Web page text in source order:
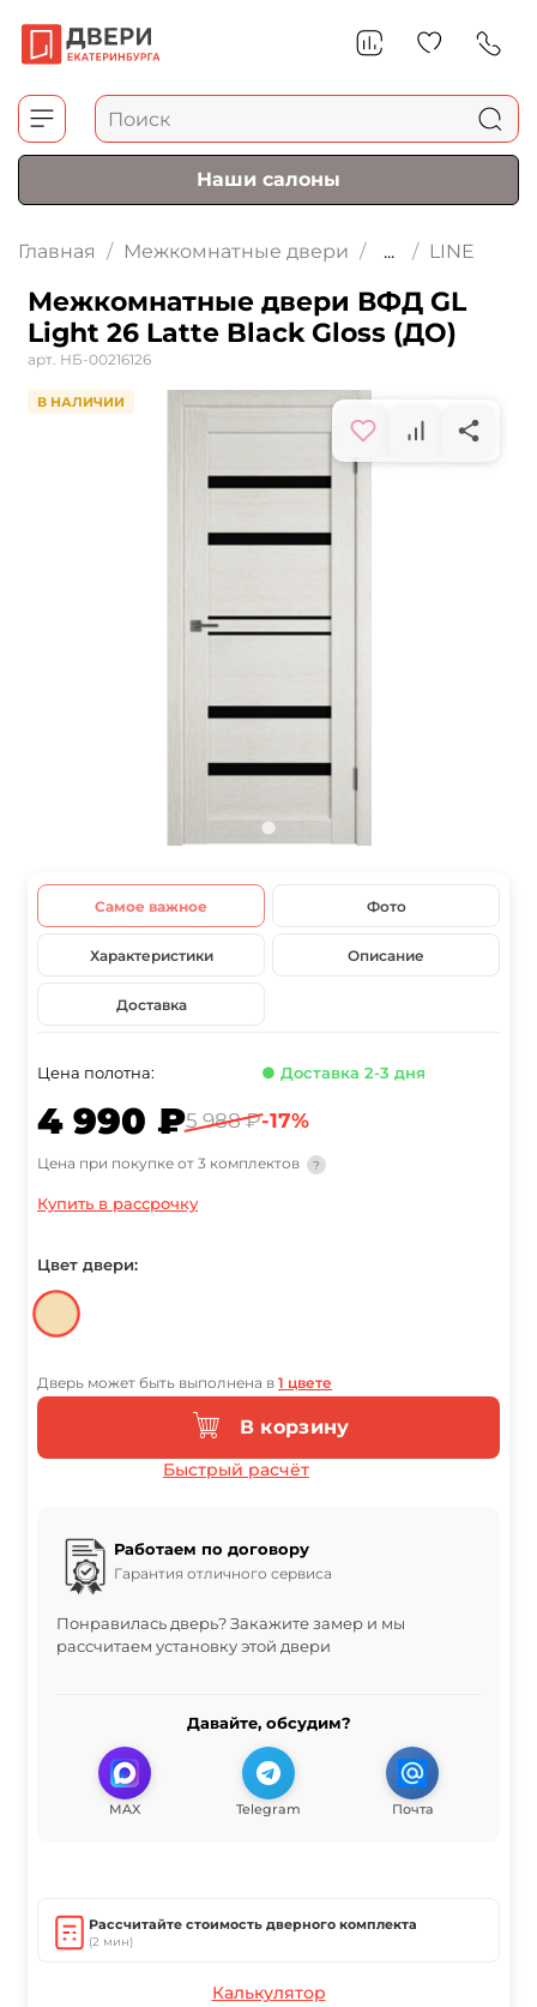
Наши салоны
Главная Межкомнатные двери ... LINE
Межкомнатные двери ВФД GL
Light 26 Latte Black Gloss (ДО)
арт. НБ-00216126
В НАЛИЧИИ
Самое важное Фото
Характеристики Описание
Доставка
Цена полотна: ● Доставка 2-3 дня
4 990 ₽5 988 ₽-17%
Цена при покупке от 3 комплектов ?
Купить в рассрочку
Цвет двери:
Дверь может быть выполнена в 1 цвете
В корзину
Быстрый расчёт
Работаем по договору
Гарантия отличного сервиса
Понравилась дверь? Закажите замер и мы
рассчитаем установку этой двери
Давайте, обсудим?
MAX Telegram Почта
Рассчитайте стоимость дверного комплекта
(2 мин)
Калькулятор